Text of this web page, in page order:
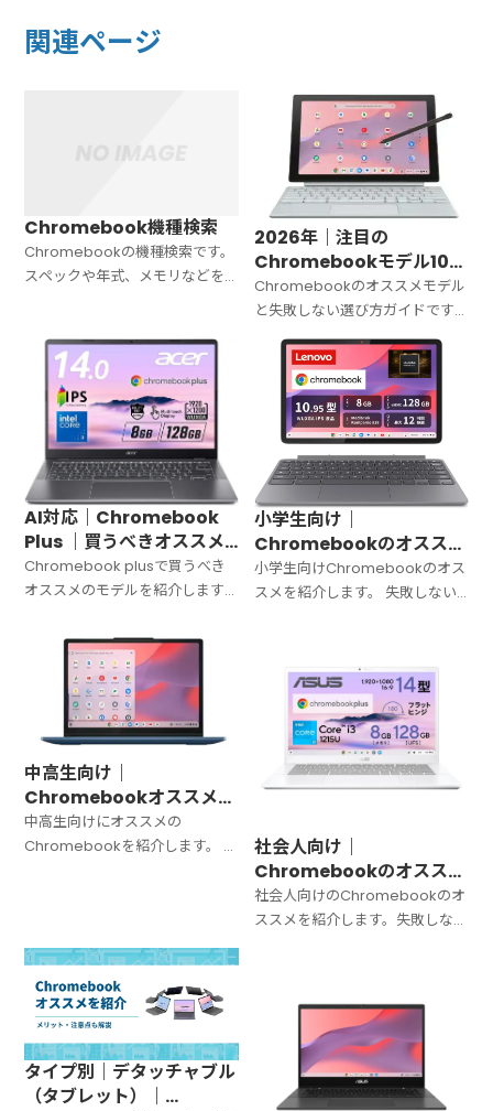
関連ページ
Chromebook機種検索
Chromebookの機種検索です。
スペックや年式、メモリなどを
2026年｜注目の
Chromebookモデル10選
｜性能比較と選び方ガイド
Chromebookのオススメモデル
と失敗しない選び方ガイドです。
最新のオススメ機種、購入する
際に重視しておくべきポイント
を解説します。
AI対応｜Chromebook
Plus ｜買うべきオススメ
のモデル 5選＋海外モデル
1選
Chromebook plusで買うべき
オススメのモデルを紹介します。
小学生向け｜
Chromebookのオススメ
を紹介｜頑丈さが命！
【2026年版】
小学生向けChromebookのオス
スメを紹介します。 失敗しない
中高生向け｜
Chromebookオススメを
紹介｜軽さが命【2026年
版】
中高生向けにオススメの
Chromebookを紹介します。 実
社会人向け｜
Chromebookのオススメ
を紹介｜性能が命【2026
年版】
社会人向けのChromebookのオ
ススメを紹介します。失敗しない
タイプ別｜デタッチャブル
（タブレット）｜